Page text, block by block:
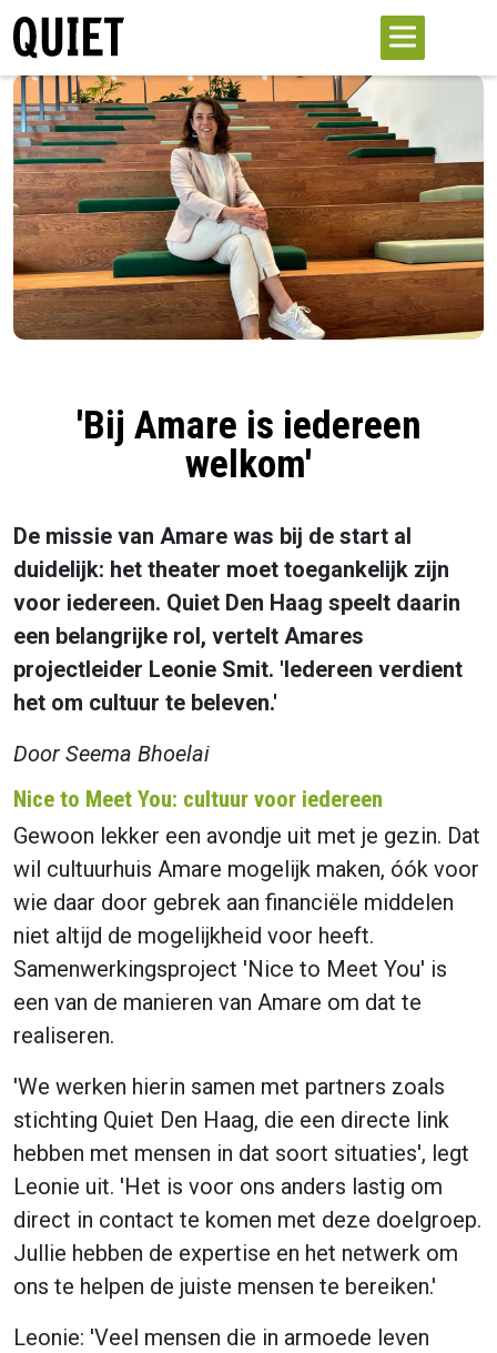
'Bij Amare is iedereen
welkom'
De missie van Amare was bij de start al
duidelijk: het theater moet toegankelijk zijn
voor iedereen. Quiet Den Haag speelt daarin
een belangrijke rol, vertelt Amares
projectleider Leonie Smit. 'Iedereen verdient
het om cultuur te beleven.'
Door Seema Bhoelai
Nice to Meet You: cultuur voor iedereen
Gewoon lekker een avondje uit met je gezin. Dat
wil cultuurhuis Amare mogelijk maken, óók voor
wie daar door gebrek aan financiële middelen
niet altijd de mogelijkheid voor heeft.
Samenwerkingsproject 'Nice to Meet You' is
een van de manieren van Amare om dat te
realiseren.
'We werken hierin samen met partners zoals
stichting Quiet Den Haag, die een directe link
hebben met mensen in dat soort situaties', legt
Leonie uit. 'Het is voor ons anders lastig om
direct in contact te komen met deze doelgroep.
Jullie hebben de expertise en het netwerk om
ons te helpen de juiste mensen te bereiken.'
Leonie: 'Veel mensen die in armoede leven